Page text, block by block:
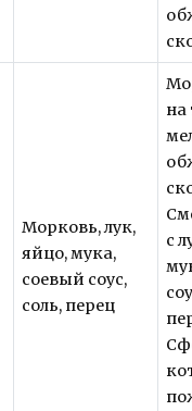
Морковь, лук,
яйцо, мука,
соевый соус,
соль, перец
на
с